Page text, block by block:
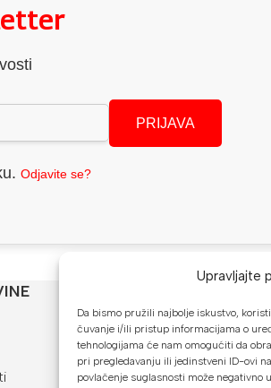
Upravljajte
Da bismo pružili najbolje iskustvo,
čuvanje i/ili pristup informacijama o
tehnologijama će nam omogućiti da
pri pregledavanju ili jedinstveni ID-ovi
povlačenje suglasnosti može negativno
PRIJAVA
Odjavite se?
U našoj